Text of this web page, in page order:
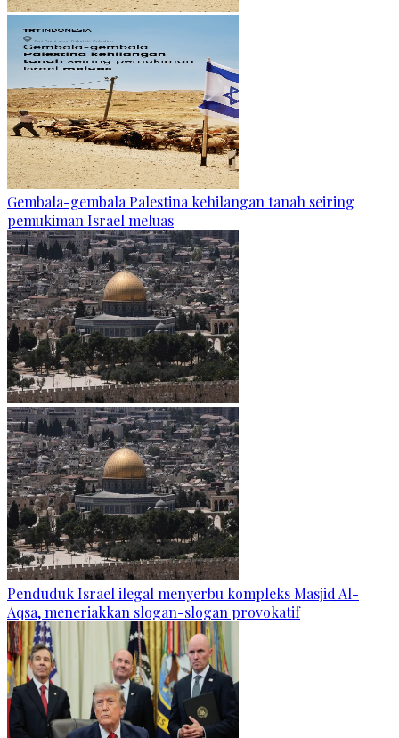
Gembala-gembala Palestina kehilangan tanah seiring
pemukiman Israel meluas
Penduduk Israel ilegal menyerbu kompleks Masjid Al-
Aqsa, meneriakkan slogan-slogan provokatif